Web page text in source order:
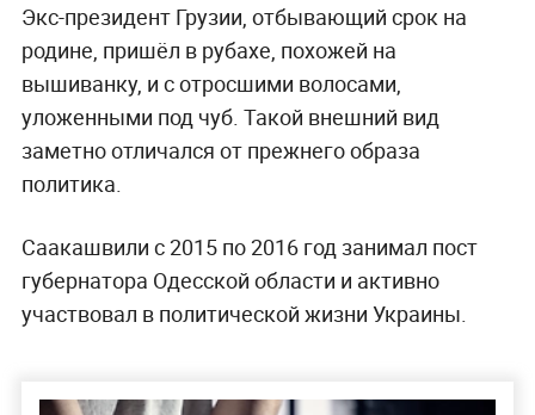
Экс-президент Грузии, отбывающий срок на
родине, пришёл в рубахе, похожей на
вышиванку, и с отросшими волосами,
уложенными под чуб. Такой внешний вид
заметно отличался от прежнего образа
политика.
Саакашвили с 2015 по 2016 год занимал пост
губернатора Одесской области и активно
участвовал в политической жизни Украины.